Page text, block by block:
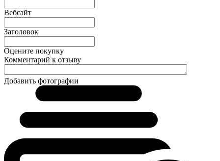
Вебсайт
Заголовок
Оцените покупку
Комментарий к отзыву
Добавить фотографии